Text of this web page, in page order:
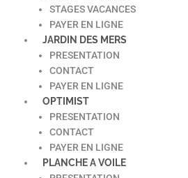
STAGES VACANCES
PAYER EN LIGNE
JARDIN DES MERS
PRESENTATION
CONTACT
PAYER EN LIGNE
OPTIMIST
PRESENTATION
CONTACT
PAYER EN LIGNE
PLANCHE A VOILE